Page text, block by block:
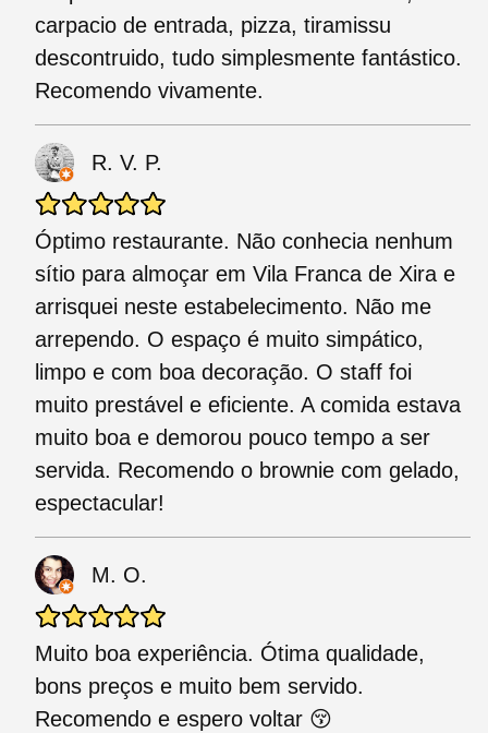
carpacio de entrada, pizza, tiramissu
descontruido, tudo simplesmente fantástico.
Recomendo vivamente.
R. V. P.
Óptimo restaurante. Não conhecia nenhum
sítio para almoçar em Vila Franca de Xira e
arrisquei neste estabelecimento. Não me
arrependo. O espaço é muito simpático,
limpo e com boa decoração. O staff foi
muito prestável e eficiente. A comida estava
muito boa e demorou pouco tempo a ser
servida. Recomendo o brownie com gelado,
espectacular!
M. O.
Muito boa experiência. Ótima qualidade,
bons preços e muito bem servido.
Recomendo e espero voltar 😚